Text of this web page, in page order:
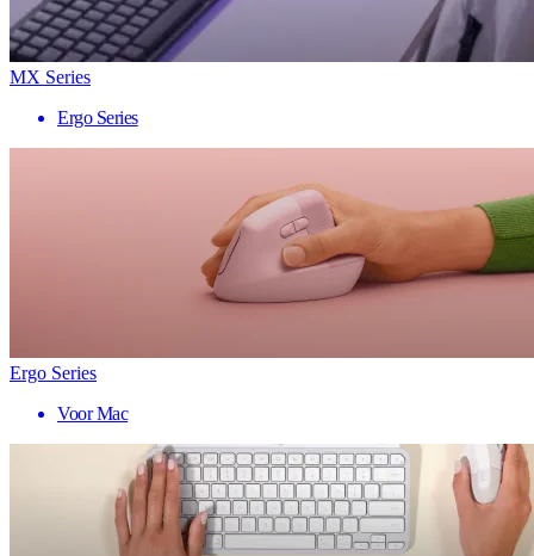
MX Series
Ergo Series
Ergo Series
Voor Mac